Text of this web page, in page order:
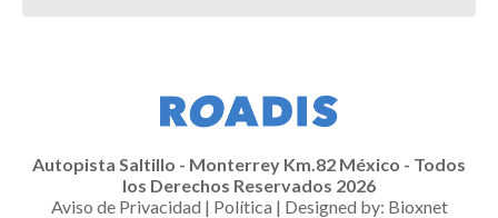
Autopista Saltillo - Monterrey Km.82 México - Todos
los Derechos Reservados 2026
Aviso de Privacidad | Política | Designed by: Bioxnet